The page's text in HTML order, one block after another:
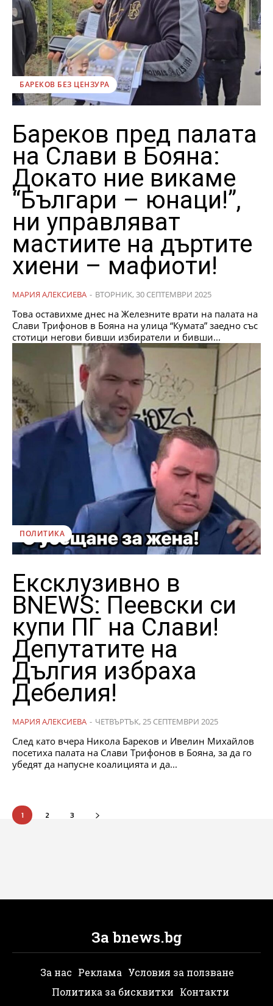
БАРЕКОВ БЕЗ ЦЕНЗУРА
Бареков пред палата
на Слави в Бояна:
Докато ние викаме
“Българи – юнаци!”,
ни управляват
мастиите на дъртите
хиени – мафиоти!
МАРИЯ АЛЕКСИЕВА - ВТОРНИК, 30 СЕПТЕМВРИ 2025
Това оставихме днес на Железните врати на палата на
Слави Трифонов в Бояна на улица “Кумата” заедно със
стотици негови бивши избиратели и бивши...
ПОЛИТИКА
Ексклузивно в
BNEWS: Пеевски си
купи ПГ на Слави!
Депутатите на
Дългия избраха
Дебелия!
МАРИЯ АЛЕКСИЕВА - ЧЕТВЪРТЪК, 25 СЕПТЕМВРИ 2025
След като вчера Никола Бареков и Ивелин Михайлов
посетиха палата на Слави Трифонов в Бояна, за да го
убедят да напусне коалицията и да...
1 2 3
За bnews.bg
За нас Реклама Условия за ползване
Политика за бисквитки Контакти